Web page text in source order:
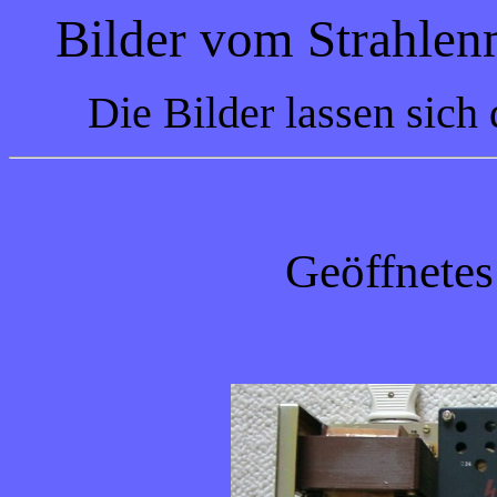
Bilder vom
Die Bilder lassen